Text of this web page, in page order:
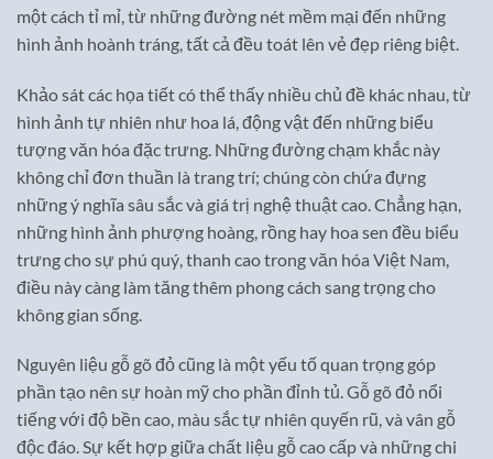
một cách tỉ mỉ, từ những đường nét mềm mại đến những
hình ảnh hoành tráng, tất cả đều toát lên vẻ đẹp riêng biệt.
Khảo sát các họa tiết có thể thấy nhiều chủ đề khác nhau, từ
hình ảnh tự nhiên như hoa lá, động vật đến những biểu
tượng văn hóa đặc trưng. Những đường chạm khắc này
không chỉ đơn thuần là trang trí; chúng còn chứa đựng
những ý nghĩa sâu sắc và giá trị nghệ thuật cao. Chẳng hạn,
những hình ảnh phượng hoàng, rồng hay hoa sen đều biểu
trưng cho sự phú quý, thanh cao trong văn hóa Việt Nam,
điều này càng làm tăng thêm phong cách sang trọng cho
không gian sống.
Nguyên liệu gỗ gõ đỏ cũng là một yếu tố quan trọng góp
phần tạo nên sự hoàn mỹ cho phần đỉnh tủ. Gỗ gõ đỏ nổi
tiếng với độ bền cao, màu sắc tự nhiên quyến rũ, và vân gỗ
độc đáo. Sự kết hợp giữa chất liệu gỗ cao cấp và những chi